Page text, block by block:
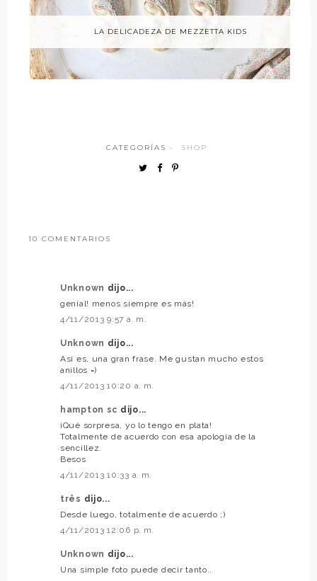
LA DELICADEZA DE MEZZETTA KIDS
CATEGORÍAS · SHOP
10 COMENTARIOS
Unknown dijo...
genial! menos siempre es más!
4/11/2013 9:57 a. m.
Unknown dijo...
Así es, una gran frase. Me gustan mucho estos
anillos =)
4/11/2013 10:20 a. m.
hampton sc dijo...
¡Qué sorpresa, yo lo tengo en plata!
Totalmente de acuerdo con esa apología de la
sencillez.
Besos
4/11/2013 10:33 a. m.
três dijo...
Desde luego, totalmente de acuerdo ;)
4/11/2013 12:06 p. m.
Unknown dijo...
Una simple foto puede decir tanto..